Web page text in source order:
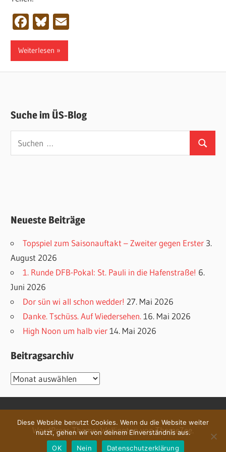
Facebook
Bluesky
Weiterlesen
Suche im ÜS-Blog
Suchen
nach:
Suchen
Neueste Beiträge
Topspiel zum Saisonauftakt – Zweiter gegen Erster 3.
August 2026
1. Runde DFB-Pokal: St. Pauli in die Hafenstraße! 6.
Juni 2026
Dor sün wi all schon wedder! 27. Mai 2026
Danke. Tschüss. Auf Wiedersehen. 16. Mai 2026
High Noon um halb vier 14. Mai 2026
Beitragsarchiv
Beitragsarchiv
WordPress-Theme: Wellington von ThemeZee.
Diese Website benutzt Cookies. Wenn du die Website weiter
nutzt, gehen wir von deinem Einverständnis aus.
OK
Nein Datenschutzerklärung